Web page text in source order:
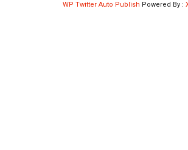
WP Twitter Auto Publish Powered By :